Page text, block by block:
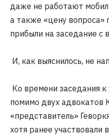
даже не работают
а также «цену вопроса»
прибыли на заседание с
И, как выяснилось, не
Ко времени заседания
помимо двух адвокатов
«представитель»
хотя ранее участвовали